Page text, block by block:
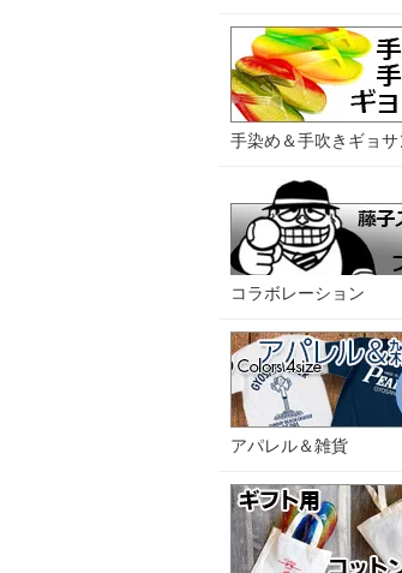
手染め＆手吹きギョサ
コラボレーション
アパレル＆雑貨